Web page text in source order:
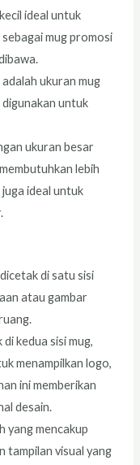
ideal untuk
mug promosi
adalah ukuran mug
untuk
ukuran besar
lebih
juga ideal untuk
di satu sisi
atau gambar
kedua sisi mug,
menampilkan logo,
ini memberikan
desain.
yang mencakup
tampilan visual yang